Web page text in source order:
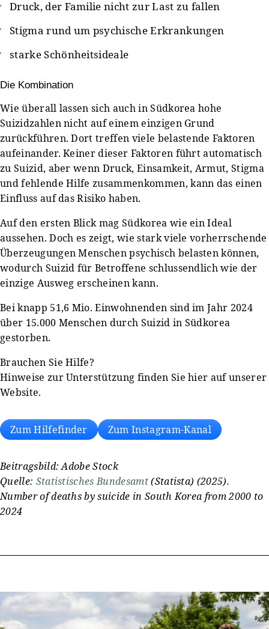
Druck, der Familie nicht zur Last zu fallen
Stigma rund um psychische Erkrankungen
starke Schönheitsideale
Die Kombination
Wie überall lassen sich auch in Südkorea hohe
Suizidzahlen nicht auf einem einzigen Grund
zurückführen. Dort treffen viele belastende Faktoren
aufeinander. Keiner dieser Faktoren führt automatisch
zu Suizid, aber wenn Druck, Einsamkeit, Armut, Stigma
und fehlende Hilfe zusammenkommen, kann das einen
Einfluss auf das Risiko haben.
Auf den ersten Blick mag Südkorea wie ein Ideal
aussehen. Doch es zeigt, wie stark viele vorherrschende
Überzeugungen Menschen psychisch belasten können,
wodurch Suizid für Betroffene schlussendlich wie der
einzige Ausweg erscheinen kann.
Bei knapp 51,6 Mio. Einwohnenden sind im Jahr 2024
über 15.000 Menschen durch Suizid in Südkorea
gestorben.
Brauchen Sie Hilfe?
Hinweise zur Unterstützung finden Sie hier auf unserer
Website.
Zum Hilfefinder Zum Instagram-Kanal
Beitragsbild: Adobe Stock
Quelle: Statistisches Bundesamt(Statista) (2025).
Number of deaths by suicide in South Korea from 2000 to
2024